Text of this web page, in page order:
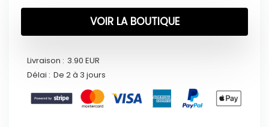
VOIR LA BOUTIQUE
Livraison : 3.90 EUR
Délai : De 2 à 3 jours